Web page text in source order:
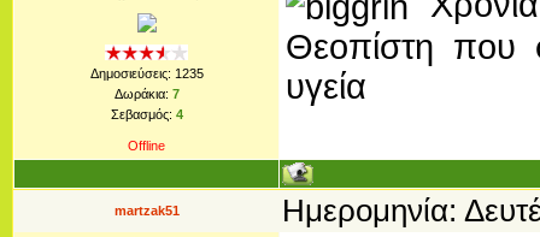
Δημοσιεύσεις: 1235
Δωράκια: 7
Σεβασμός: 4
Offline
Θεοπίστη που
υγεία
martzak51 Ημερομηνία: